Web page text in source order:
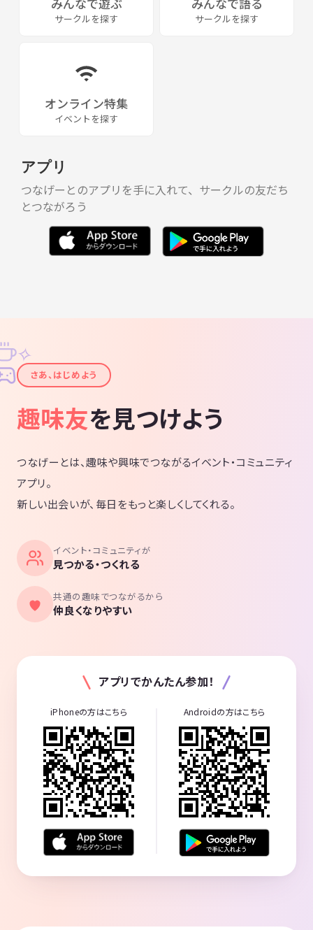
サークルを探す サークルを探す
オンライン特集
イベントを探す
アプリ
つなげーとのアプリを手に入れて、サークルの友だち
とつながろう
✦
✧
さあ、はじめよう
趣味友を見つけよう
つなげーとは、趣味や興味でつながるイベント・コミュニティ
アプリ。
新しい出会いが、毎日をもっと楽しくしてくれる。
イベント・コミュニティが
見つかる・つくれる
共通の趣味でつながるから
仲良くなりやすい
アプリでかんたん参加！
iPhoneの方はこちら Androidの方はこちら